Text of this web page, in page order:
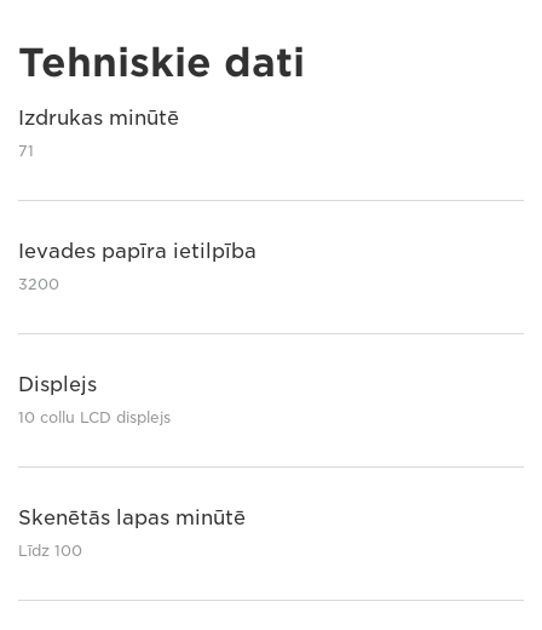
Tehniskie dati
Izdrukas minūtē
71
Ievades papīra ietilpība
3200
Displejs
10 collu LCD displejs
Skenētās lapas minūtē
Līdz 100